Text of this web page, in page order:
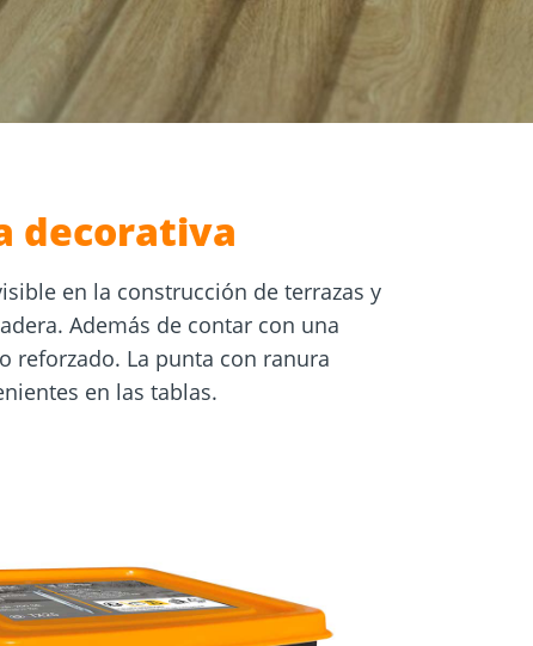
decorativa
en la construcción de terrazas y
Además de contar con una
reforzado. La punta con ranura
en las tablas.